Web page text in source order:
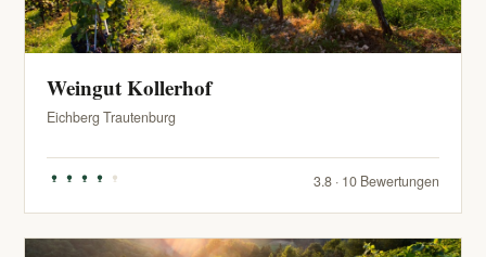
Weingut Kollerhof
Eichberg Trautenburg
3.8 · 10 Bewertungen